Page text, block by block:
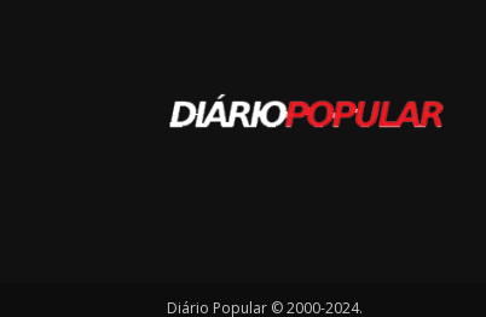
Diário Popular © 2000-2024.